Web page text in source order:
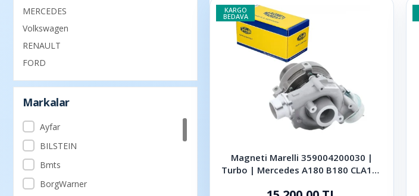
MERCEDES
Volkswagen
RENAULT
FORD
Markalar
Ayfar
BILSTEIN
Bmts
BorgWarner
KARGO
BEDAVA
Magneti Marelli 359004200030 |
Turbo | Mercedes A180 B180 CLA180